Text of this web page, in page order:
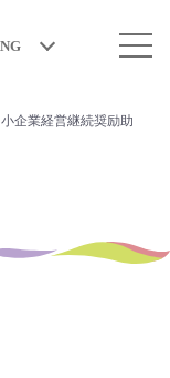
企業経営継続奨励助